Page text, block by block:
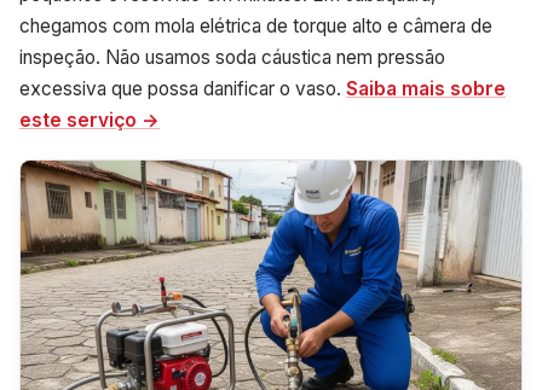
chegamos com mola elétrica de torque alto e câmera de
inspeção. Não usamos soda cáustica nem pressão
excessiva que possa danificar o vaso. Saiba mais sobre
este serviço →